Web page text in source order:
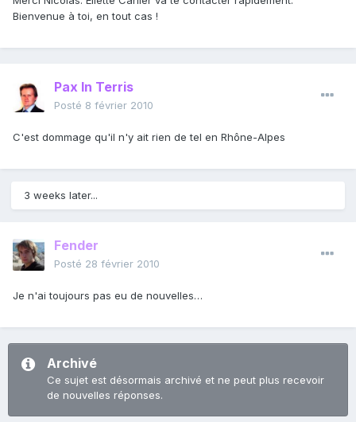
Bienvenue à toi, en tout cas !
Pax In Terris
Posté 8 février 2010
C'est dommage qu'il n'y ait rien de tel en Rhône-Alpes
3 weeks later...
Fender
Posté 28 février 2010
Je n'ai toujours pas eu de nouvelles…
Archivé
Ce sujet est désormais archivé et ne peut plus recevoir
de nouvelles réponses.